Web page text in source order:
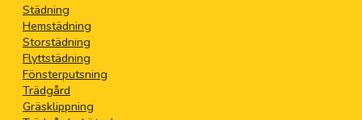
Städning
Hemstädning
Storstädning
Flyttstädning
Fönsterputsning
Trädgård
Gräsklippning